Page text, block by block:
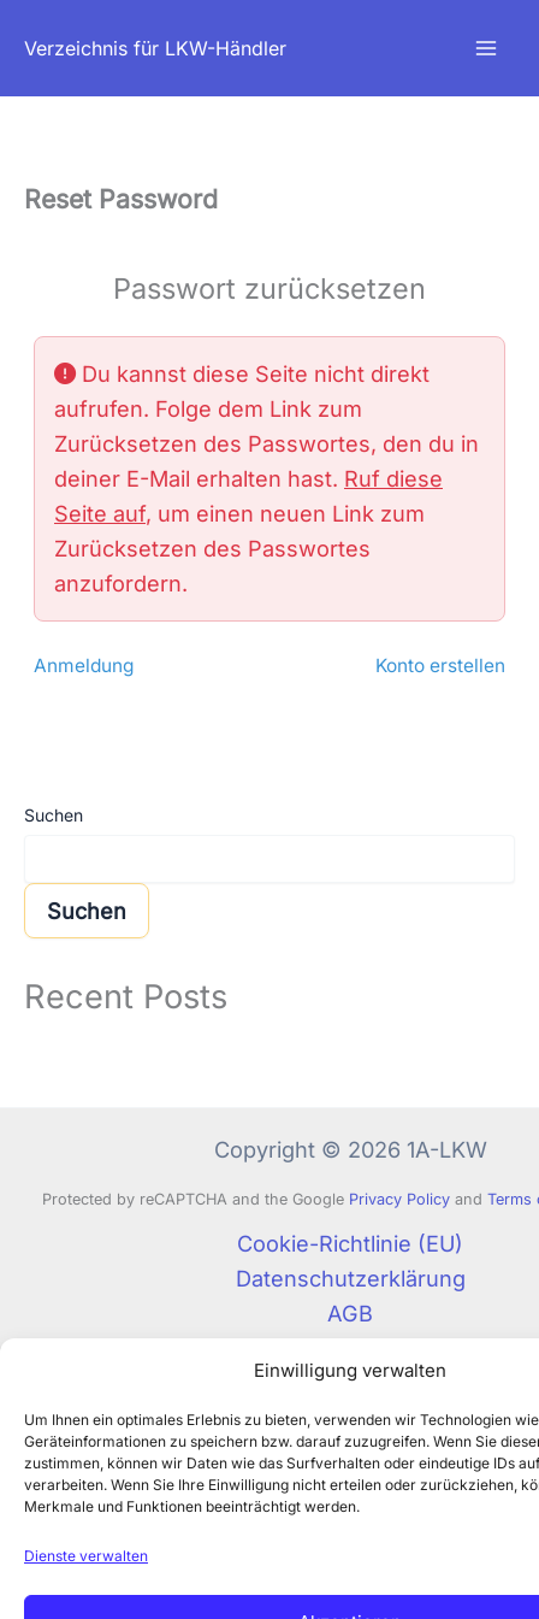
Einwilligung verwalten
Um Ihnen ein optimales Erlebnis zu bieten, verwenden wir Technologien
Geräteinformationen zu speichern bzw. darauf zuzugreifen. Wenn Sie
zustimmen, können wir Daten wie das Surfverhalten oder eindeutige IDs
verarbeiten. Wenn Sie Ihre Einwilligung nicht erteilen oder zurückziehen,
Merkmale und Funktionen beeinträchtigt werden.
Dienste verwalten
InhaltVerzeichnis für LKW-Händler
Reset Password
Passwort zurücksetzen
Du kannst diese Seite nicht direkt
aufrufen. Folge dem Link zum
Zurücksetzen des Passwortes, den du in
deiner E-Mail erhalten hast. Ruf diese
Seite auf, um einen neuen Link zum
Zurücksetzen des Passwortes
anzufordern.
Anmeldung Konto erstellen
Suchen
Suchen
Recent Posts
Copyright © 2026 1A-LKW
Protected by reCAPTCHA and the Google Privacy Policy and Terms
Cookie-Richtlinie (EU)
Datenschutzerklärung
AGB